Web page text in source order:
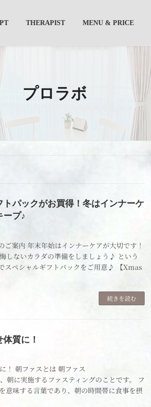
THERAPIST MENU & PRICE
プロラボ
トパックがお買得！冬はインナーケ
ープ♪
案内 年末年始はインナーケアが大切です！
しないカラダの準備をしましょう♪ という
スペシャルギフトパックをご用意♪ 【Xmas
続きを読む
体質に！
！ 朝ファスとは 朝ファス
朝に実施するファスティングのことです。 フ
意味する言葉であり、朝の時間帯に食事を摂